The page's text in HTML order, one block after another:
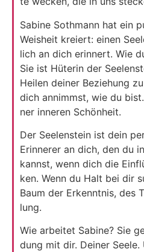
Sabi­ne Soth­mann hat ein
Weis­heit kre­iert: einen
lich an dich erin­nert. Wie
Sie ist Hüte­rin der
Hei­len dei­ner Bezie­hung
dich annimmst, wie du
ner inne­ren Schön­heit.
Der See­len­stein ist dein
Erin­ne­rer an dich, den du
kannst, wenn dich die
ken. Wenn du Halt bei dir
Baum der Erkennt­nis, des
lung.
Wie arbei­tet Sabi­ne? Sie
dung mit dir. Dei­ner See­le.